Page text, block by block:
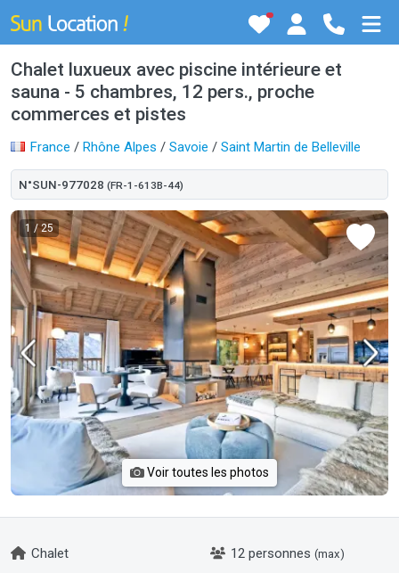
Chalet luxueux avec piscine intérieure et
sauna - 5 chambres, 12 pers., proche
commerces et pistes
France / Rhône Alpes / Savoie / Saint Martin de Belleville
N°SUN-977028 (FR-1-613B-44)
1 / 25
Voir toutes les photos
Chalet 12 personnes (max)